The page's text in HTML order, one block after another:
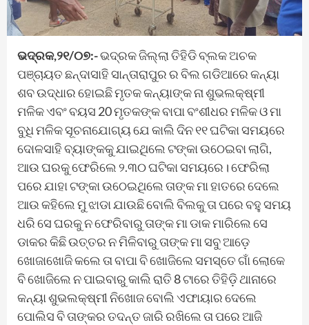
ଭଦ୍ରକ,୨୧/୦୭:-ଭଦ୍ରକ ଜିଲ୍ଲା ତିହିଡି ବ୍ଲକ ଅଚକ
ପଞ୍ଚାୟତ ଛନ୍ଦାସାହି ସାନ୍ତାରାପୁର ର ବିଲ ଗଡିଆରେ କନ୍ୟା
ଶବ ଉଦ୍ଧାର ହୋଇଛି ମୃତକ କନ୍ୟାଙ୍କ ନା ଶୁଭଲକ୍ଷ୍ମୀ
ମଳିକ ଏବଂ ବୟସ 20 ମୃତକଙ୍କ ବାପା ବଂଶୀଧର ମଳିକ ଓ ମା
ବୁଧି ମଳିକ ସୂଚନାଯୋଗ୍ୟ ଯେ କାଲି ଦିନ ୧୧ ଘଟିକା ସମୟରେ
ଦୋଳସାହି ବ୍ୟାଙ୍କକୁ ଯାଇଥିଲେ ଟଙ୍କା ଉଠେଇବା ଲାଗି,
ଆଉ ଘରକୁ ଫେରିଲେ ୨.୩୦ ଘଟିକା ସମୟରେ। ଫେରିଲା
ପରେ ଯାହା ଟଙ୍କା ଉଠେଇଥିଲେ ତାଙ୍କ ମା ହାତରେ ଦେଲେ
ଆଉ କହିଲେ ମୁ ଝାଡା ଯାଉଛି ବୋଲି ବିଲକୁ ତା ପରେ ବହୁ ସମୟ
ଧରି ସେ ଘରକୁ ନ ଫେରିବାରୁ ତାଙ୍କ ମା ଡାକ ମାରିଲେ ସେ
ଡାକର କିଛି ଉତ୍ତର ନ ମିଳିବାରୁ ତାଙ୍କ ମା ସବୁ ଆଡ଼େ
ଖୋଜାଖୋଜି କଲେ ତା ବାପା ବି ଖୋଜିଲେ ସମସ୍ତେ ଗାଁ ଲୋକେ
ବି ଖୋଜିଲେ ନ ପାଇବାରୁ କାଲି ରାତି 8 ଟାରେ ତିହିଡ଼ି ଥାନାରେ
କନ୍ୟା ଶୁଭଲକ୍ଷ୍ମୀ ନିଖୋଜ ବୋଲି ଏଫାୟାର ଦେଲେ
ପୋଲିସ ବି ତାଙ୍କର ତଦନ୍ତ ଜାରି ରଖିଲେ ତା ପରେ ଆଜି